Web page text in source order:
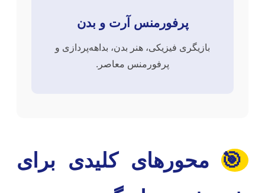
پرفورمنس آرت و بدن
بازیگری فیزیکی، هنر بدن، بداهه‌پردازی و
پرفورمنس معاصر.
🎯 محورهای کلیدی برای